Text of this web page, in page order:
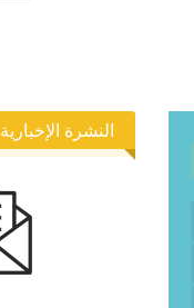
النشرة الإخبارية